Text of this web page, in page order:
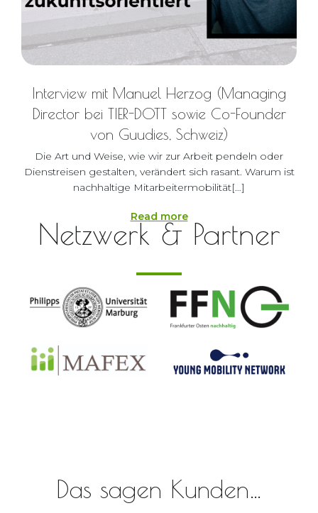
Interview mit Manuel Herzog (Managing
Director bei TIER-DOTT sowie Co-Founder
von Guudies, Schweiz)
Die Art und Weise, wie wir zur Arbeit pendeln oder
Dienstreisen gestalten, verändert sich rasant. Warum ist
nachhaltige Mitarbeitermobilität[…]
Read more
Netzwerk & Partner
Das sagen Kunden…